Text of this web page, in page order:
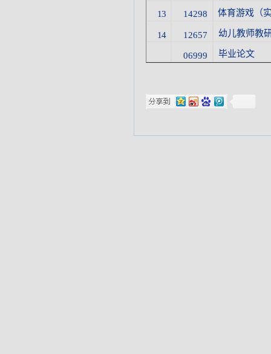
13 14298 体育游戏（
14 12657 幼儿教师教
06999 毕业论文